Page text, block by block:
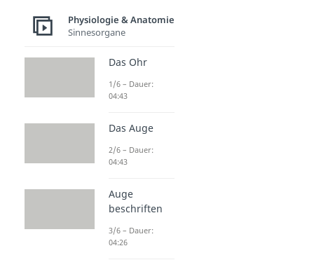
Physiologie & Anatomie
Sinnesorgane
Das Ohr
1/6 – Dauer:
04:43
Das Auge
2/6 – Dauer:
04:43
Auge
beschriften
3/6 – Dauer:
04:26